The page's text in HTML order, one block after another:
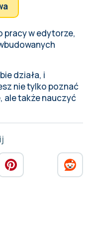
pracy w edytorze,
działa, i
nie tylko poznać
ale także nauczyć